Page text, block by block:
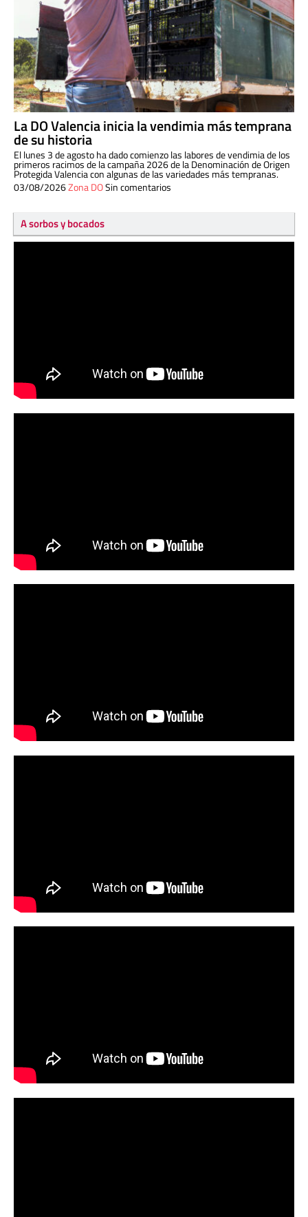
La DO Valencia inicia la vendimia más temprana
de su historia
El lunes 3 de agosto ha dado comienzo las labores de vendimia de los
primeros racimos de la campaña 2026 de la Denominación de Origen
Protegida Valencia con algunas de las variedades más tempranas.
03/08/2026Zona DOSin comentarios
A sorbos y bocados